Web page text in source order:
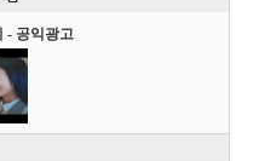
- 공익광고